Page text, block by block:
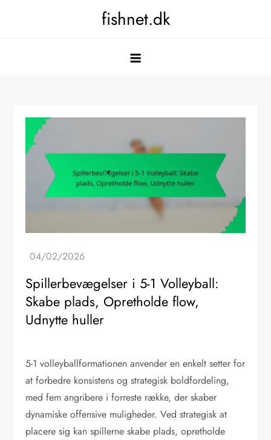
fishnet.dk
Spillerbevægelser i 5-1 Volleyball:
Skabe plads, Opretholde flow,
Udnytte huller
5-1 volleyballformationen anvender en enkelt setter for
at forbedre konsistens og strategisk boldfordeling,
med fem angribere i forreste række, der skaber
dynamiske offensive muligheder. Ved strategisk at
placere sig kan spillerne skabe plads, opretholde